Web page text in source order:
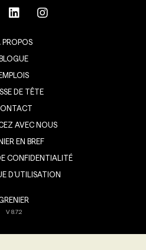
PROPOS
BLOGUE
EMPLOIS
DE TÊTE
AVEC NOUS
EN BREF
CONFIDENTIALITÉ
D’UTILISATION
V8.7.2